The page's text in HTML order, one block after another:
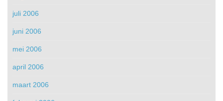
juli 2006
juni 2006
mei 2006
april 2006
maart 2006